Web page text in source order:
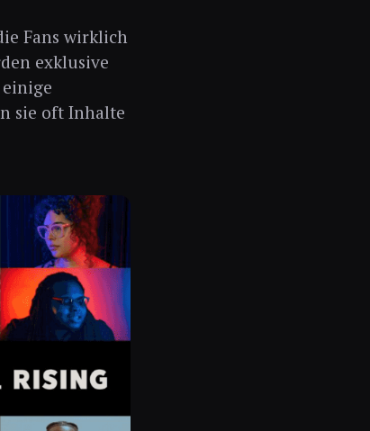
Fans wirklich
exklusive
sie oft Inhalte